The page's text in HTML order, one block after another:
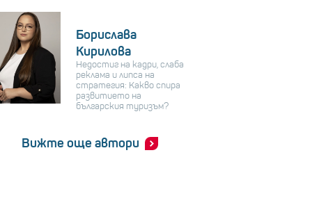
Борислава
Кирилова
Недостиг на кадри, слаба
реклама и липса на
стратегия: Какво спира
развитието на
българския туризъм?
Вижте още автори